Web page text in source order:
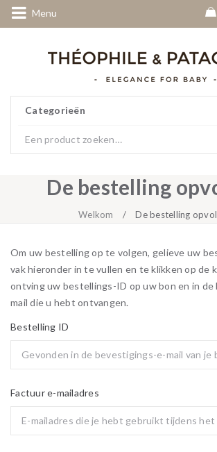
Menu
Categorieën
De bestelling
Welkom / De bestelling
Om uw bestelling op te volgen, gelieve uw
vak hieronder in te vullen en te klikken op de
ontving uw bestellings-ID op uw bon en in
mail die u hebt ontvangen.
Bestelling ID
Factuur e-mailadres